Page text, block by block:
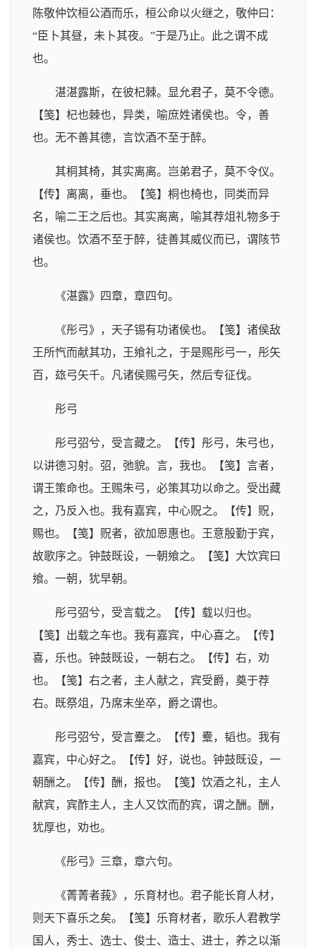
陈敬仲饮桓公酒而乐，桓公命以火继之，敬仲曰：
“臣卜其昼，未卜其夜。”于是乃止。此之谓不成
也。
湛湛露斯，在彼杞棘。显允君子，莫不令德。
【笺】杞也棘也，异类，喻庶姓诸侯也。令，善
也。无不善其德，言饮酒不至于醉。
其桐其椅，其实离离。岂弟君子，莫不令仪。
【传】离离，垂也。【笺】桐也椅也，同类而异
名，喻二王之后也。其实离离，喻其荐俎礼物多于
诸侯也。饮酒不至于醉，徒善其威仪而已，谓陔节
也。
《湛露》四章，章四句。
《彤弓》，天子锡有功诸侯也。【笺】诸侯敌
王所忾而献其功，王飨礼之，于是赐彤弓一，彤矢
百，玈弓矢千。凡诸侯赐弓矢，然后专征伐。
彤弓
彤弓弨兮，受言藏之。【传】彤弓，朱弓也，
以讲德习射。弨，弛貌。言，我也。【笺】言者，
谓王策命也。王赐朱弓，必策其功以命之。受出藏
之，乃反入也。我有嘉宾，中心贶之。【传】贶，
赐也。【笺】贶者，欲加恩惠也。王意殷勤于宾，
故歌序之。钟鼓既设，一朝飨之。【笺】大饮宾曰
飨。一朝，犹早朝。
彤弓弨兮，受言载之。【传】载以归也。
【笺】出载之车也。我有嘉宾，中心喜之。【传】
喜，乐也。钟鼓既设，一朝右之。【传】右，劝
也。【笺】右之者，主人献之，宾受爵，奠于荐
右。既祭俎，乃席末坐卒，爵之谓也。
彤弓弨兮，受言櫜之。【传】櫜，韬也。我有
嘉宾，中心好之。【传】好，说也。钟鼓既设，一
朝酬之。【传】酬，报也。【笺】饮酒之礼，主人
献宾，宾酢主人，主人又饮而酌宾，谓之酬。酬，
犹厚也，劝也。
《彤弓》三章，章六句。
《菁菁者莪》，乐育材也。君子能长育人材，
则天下喜乐之矣。【笺】乐育材者，歌乐人君教学
国人，秀士、选士、俊士、造士、进士，养之以渐